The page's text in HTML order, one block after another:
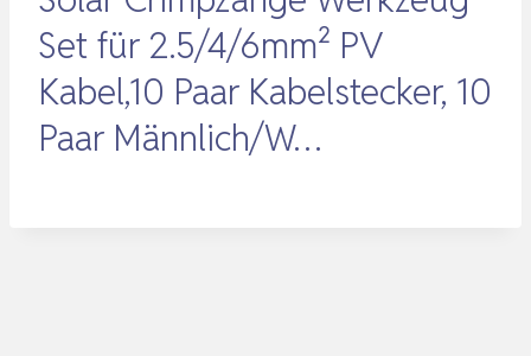
Set für 2.5/4/6mm² PV
Kabel,10 Paar Kabelstecker, 10
Paar Männlich/W…